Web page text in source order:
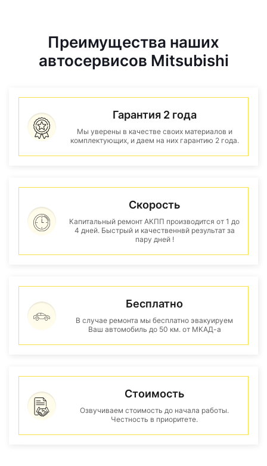
Преимущества наших
автосервисов Mitsubishi
Гарантия 2 года
Мы уверены в качестве своих материалов и
комплектующих, и даем на них гарантию 2 года.
Скорость
Капитальный ремонт АКПП производится от 1 до
4 дней. Быстрый и качественнвй результат за
пару дней !
Бесплатно
В случае ремонта мы бесплатно эвакуируем
Ваш автомобиль до 50 км. от МКАД-а
Стоимость
Озвучиваем стоимость до начала работы.
Честность в приоритете.